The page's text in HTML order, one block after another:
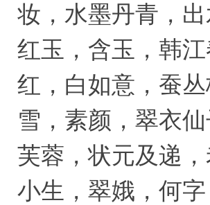
妆，水墨丹青，
红玉，含玉，韩
红，白如意，蚕
雪，素颜，翠衣
芙蓉，状元及递
小生，翠娥，何